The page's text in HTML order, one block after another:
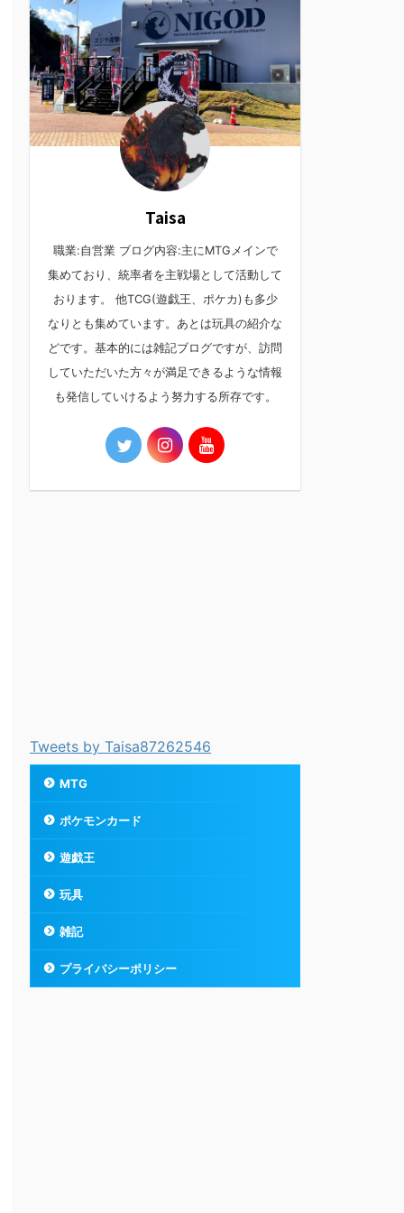
Taisa
職業:自営業 ブログ内容:主にMTGメインで
集めており、統率者を主戦場として活動して
おります。 他TCG(遊戯王、ポケカ)も多少
なりとも集めています。あとは玩具の紹介な
どです。基本的には雑記ブログですが、訪問
していただいた方々が満足できるような情報
も発信していけるよう努力する所存です。
Tweets by Taisa87262546
MTG
ポケモンカード
遊戯王
玩具
雑記
プライバシーポリシー